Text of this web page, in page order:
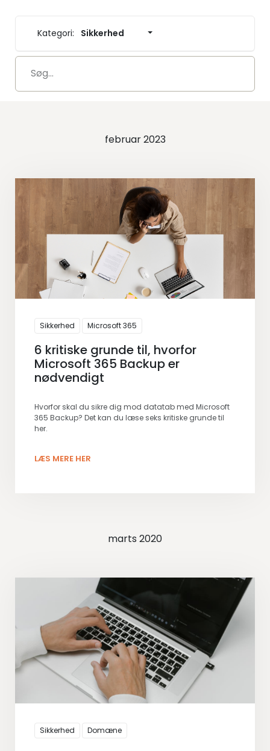
Kategori: Sikkerhed
februar 2023
Sikkerhed Microsoft 365
6 kritiske grunde til, hvorfor
Microsoft 365 Backup er
nødvendigt
Hvorfor skal du sikre dig mod datatab med Microsoft
365 Backup? Det kan du læse seks kritiske grunde til
her.
LÆS MERE HER
marts 2020
Sikkerhed Domæne